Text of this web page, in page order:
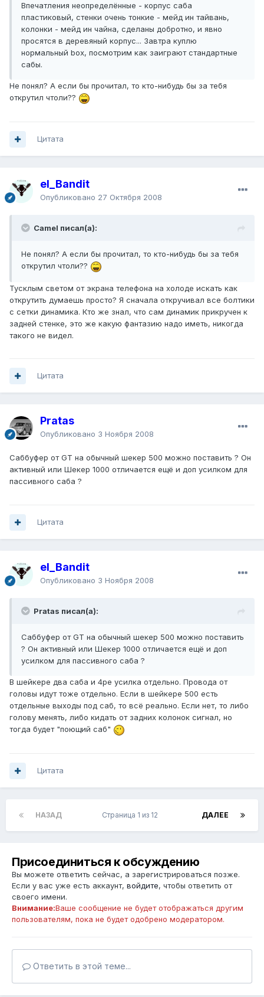
Впечатления неопределённые - корпус саба
пластиковый, стенки очень тонкие - мейд ин тайвань,
колонки - мейд ин чайна, сделаны добротно, и явно
просятся в деревяный корпус... Завтра куплю
нормальный box, посмотрим как заиграют стандартные
сабы.
Не понял? А если бы прочитал, то кто-нибудь бы за тебя
открутил чтоли??
Цитата
el_Bandit
Опубликовано 27 Октября 2008
Camel писал(а):
Не понял? А если бы прочитал, то кто-нибудь бы за тебя
открутил чтоли??
Тусклым светом от экрана телефона на холоде искать как
открутить думаешь просто? Я сначала откручивал все болтики
с сетки динамика. Кто же знал, что сам динамик прикручен к
задней стенке, это же какую фантазию надо иметь, никогда
такого не видел.
Цитата
Pratas
Опубликовано 3 Ноября 2008
Саббуфер от GT на обычный шекер 500 можно поставить ? Он
активный или Шекер 1000 отличается ещё и доп усилком для
пассивного саба ?
Цитата
el_Bandit
Опубликовано 3 Ноября 2008
Pratas писал(а):
Саббуфер от GT на обычный шекер 500 можно поставить
? Он активный или Шекер 1000 отличается ещё и доп
усилком для пассивного саба ?
В шейкере два саба и 4ре усилка отдельно. Провода от
головы идут тоже отдельно. Если в шейкере 500 есть
отдельные выходы под саб, то всё реально. Если нет, то либо
голову менять, либо кидать от задних колонок сигнал, но
тогда будет "поющий саб"
Цитата
НАЗАД ДАЛЕЕ
Страница 1 из 12
Присоединиться к обсуждению
Вы можете ответить сейчас, а зарегистрироваться позже.
Если у вас уже есть аккаунт, войдите, чтобы ответить от
своего имени.
Внимание:Ваше сообщение не будет отображаться другим
пользователям, пока не будет одобрено модератором.
Ответить в этой теме...